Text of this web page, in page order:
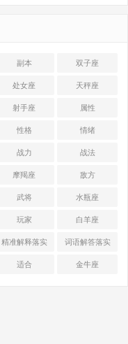
副本 双子座
处女座 天秤座
射手座 属性
性格 情绪
战力 战法
摩羯座 敌方
武将 水瓶座
玩家 白羊座
精准解释落实 词语解答落实
适合 金牛座